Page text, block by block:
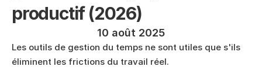
productif (2026)
10 août 2025
Les outils de gestion du temps ne sont utiles que s'ils
éliminent les frictions du travail réel.